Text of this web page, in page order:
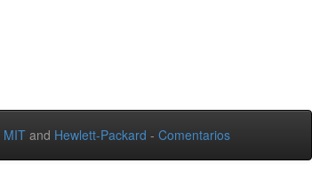
MIT and Hewlett-Packard - Comentarios